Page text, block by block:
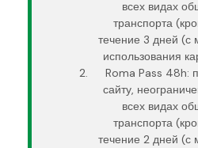
всех видах
транспорта
течение 3 дней (с
использования
Roma Pass 48h:
сайту,
всех видах
транспорта
течение 2 дней (с